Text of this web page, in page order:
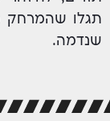
תגלו שהמרחק
שנדמה.